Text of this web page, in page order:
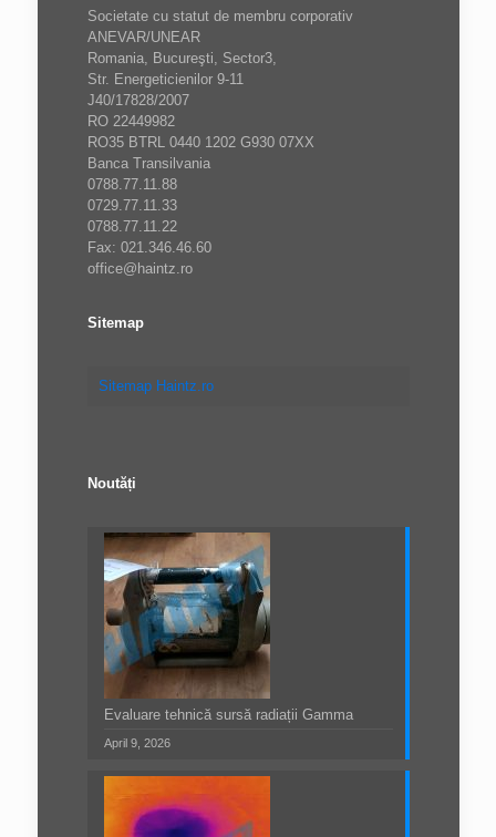
Societate cu statut de membru corporativ
ANEVAR/UNEAR
Romania, Bucureşti, Sector3,
Str. Energeticienilor 9-11
J40/17828/2007
RO 22449982
RO35 BTRL 0440 1202 G930 07XX
Banca Transilvania
0788.77.11.88
0729.77.11.33
0788.77.11.22
Fax: 021.346.46.60
office@haintz.ro
Sitemap
Sitemap Haintz.ro
Noutăți
Evaluare tehnică sursă radiații Gamma
April 9, 2026